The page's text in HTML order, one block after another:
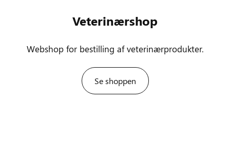
Veterinærshop
Webshop for bestilling af veterinærprodukter.
Se shoppen